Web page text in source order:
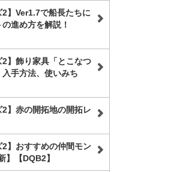
2】Ver1.7で船長たちに
進め方を解説！
2】飾り家具「とこなつ
入手方法、使いみち
2】赤の開拓地の開拓レ
2】おすすめの仲間モン
】【DQB2】